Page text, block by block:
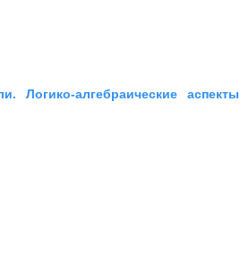
Логико-алгебраические аспекты